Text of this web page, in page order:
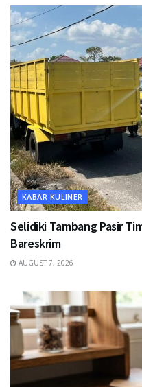
KABAR KULINER
Selidiki Tambang Pasir
Bareskrim
AUGUST 7, 2026